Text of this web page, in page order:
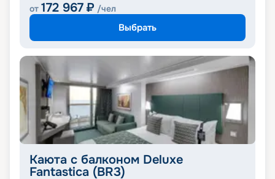
от 172 967 ₽ /чел
Выбрать
Каюта с балконом Deluxe
Fantastica (BR3)